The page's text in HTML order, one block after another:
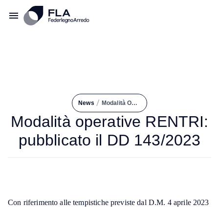
News / Modalità Operative RENTRI: Pubblicato Il DD 143/2023
Modalità operative RENTRI:
pubblicato il DD 143/2023
Con riferimento alle tempistiche previste dal D.M. 4 aprile 2023